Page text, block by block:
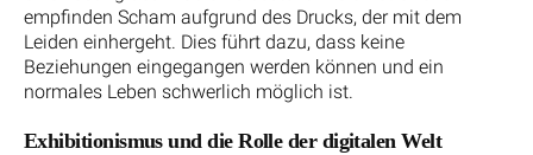
empfinden Scham aufgrund des Drucks, der mit dem
Leiden einhergeht. Dies führt dazu, dass keine
Beziehungen eingegangen werden können und ein
normales Leben schwerlich möglich ist.
Exhibitionismus und die Rolle der digitalen Welt